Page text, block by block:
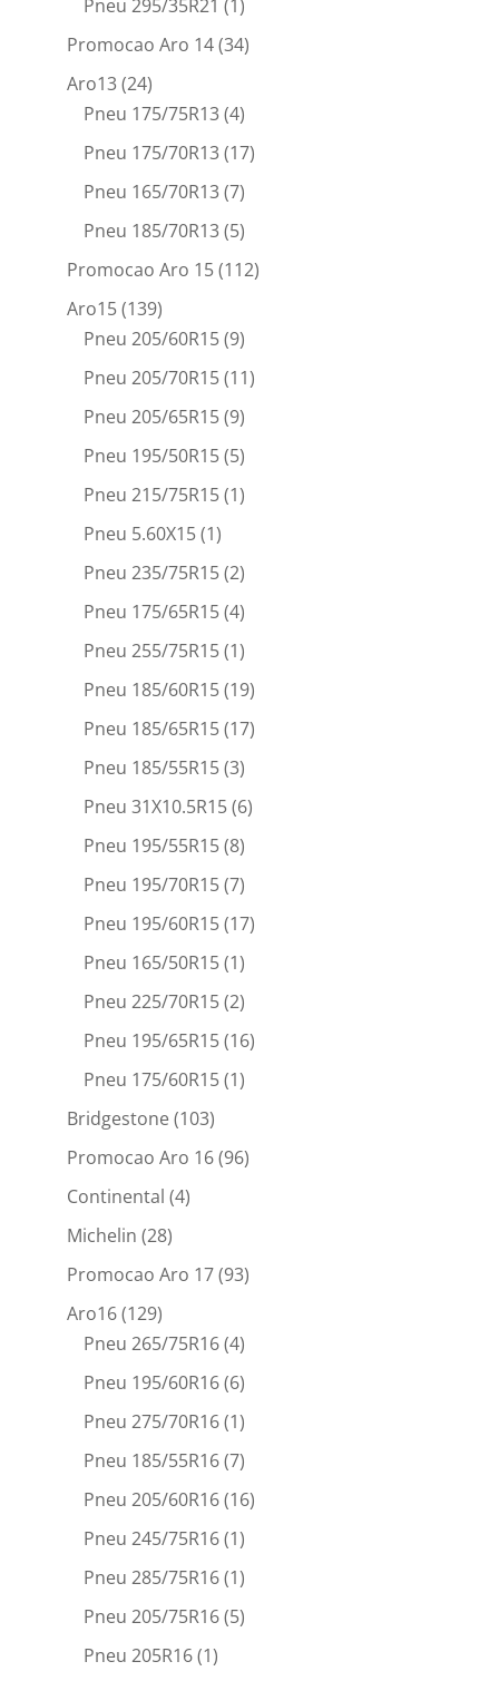
Pneu 295/35R21 (1)
Promocao Aro 14(34)
Aro13(24)
Pneu 175/75R13(4)
Pneu 175/70R13(17)
Pneu 165/70R13(7)
Pneu 185/70R13(5)
Promocao Aro 15(112)
Aro15(139)
Pneu 205/60R15(9)
Pneu 205/70R15(11)
Pneu 205/65R15(9)
Pneu 195/50R15(5)
Pneu 215/75R15(1)
Pneu 5.60X15(1)
Pneu 235/75R15(2)
Pneu 175/65R15(4)
Pneu 255/75R15(1)
Pneu 185/60R15(19)
Pneu 185/65R15(17)
Pneu 185/55R15(3)
Pneu 31X10.5R15(6)
Pneu 195/55R15(8)
Pneu 195/70R15(7)
Pneu 195/60R15(17)
Pneu 165/50R15(1)
Pneu 225/70R15(2)
Pneu 195/65R15(16)
Pneu 175/60R15(1)
Bridgestone(103)
Promocao Aro 16(96)
Continental (4)
Michelin (28)
Promocao Aro 17(93)
Aro16(129)
Pneu 265/75R16(4)
Pneu 195/60R16(6)
Pneu 275/70R16(1)
Pneu 185/55R16(7)
Pneu 205/60R16(16)
Pneu 245/75R16(1)
Pneu 285/75R16(1)
Pneu 205/75R16(5)
Pneu 205R16(1)